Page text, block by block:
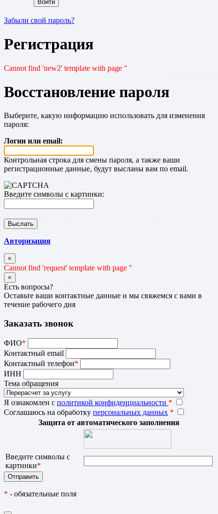
Забыли свой пароль?
Регистрация
Cannot find 'new2' template with page ''
Восстановление пароля
Выберите, какую информацию использовать для изменения
пароля:
Логин или email:
Контрольная строка для смены пароля, а также ваши
регистрационные данные, будут высланы вам по email.
Введите символы с картинки:
Авторизация
×
Cannot find 'request' template with page ''
×
Есть вопросы?
Оставьте ваши контактные данные и мы свяжемся с вами в
течение рабочего дня
Заказать звонок
ФИО*
Контактный email
Контактный телефон*
ИНН
Тема обращения
Я ознакомлен с политикой конфиденциальности *
Соглашаюсь на обработку персональных данных *
Защита от автоматического заполнения
Введите символы с
картинки*
* - обязательные поля